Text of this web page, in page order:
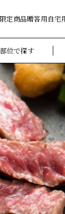
限定商品贈答用自宅
部位で探す